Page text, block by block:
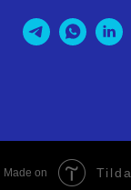
Made on Tilda